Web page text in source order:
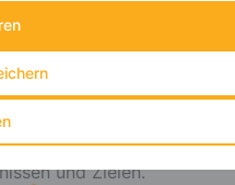
und Zielen.